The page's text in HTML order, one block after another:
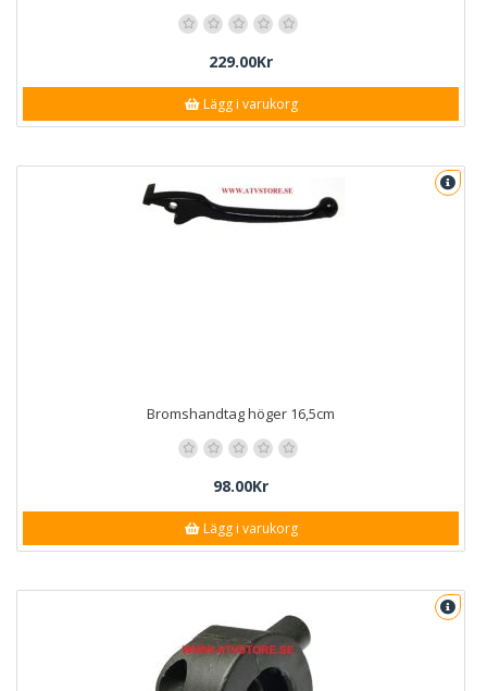
229.00Kr
Lägg i varukorg
Bromshandtag höger 16,5cm
98.00Kr
Lägg i varukorg